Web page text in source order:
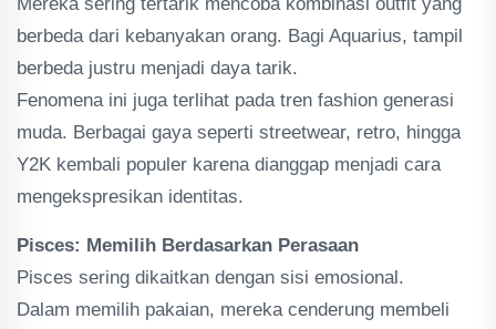
berbeda dari kebanyakan orang. Bagi Aquarius, tampil
berbeda justru menjadi daya tarik.
Fenomena ini juga terlihat pada tren fashion generasi
muda. Berbagai gaya seperti streetwear, retro, hingga
Y2K kembali populer karena dianggap menjadi cara
mengekspresikan identitas.
Pisces: Memilih Berdasarkan Perasaan
Pisces sering dikaitkan dengan sisi emosional.
Dalam memilih pakaian, mereka cenderung membeli